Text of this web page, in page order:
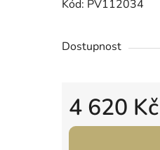
0,0
5
Kód: PV112034
Dostupnost
4 620 Kč
Měrná cena: